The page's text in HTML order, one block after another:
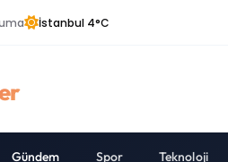
İstanbul 4°C
Gündem Spor Teknoloji